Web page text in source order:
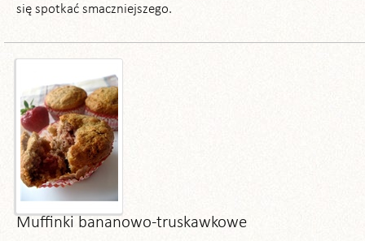
się spotkać smaczniejszego.
Muffinki bananowo-truskawkowe